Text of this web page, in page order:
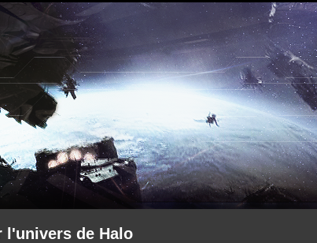
l'univers de Halo